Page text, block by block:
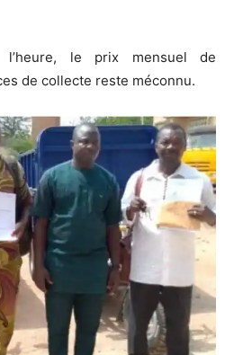
l’heure, le prix mensuel de
de collecte reste méconnu.